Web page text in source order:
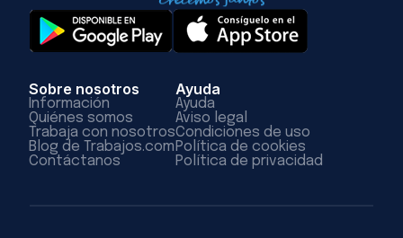
Sobre nosotros
Información
Quiénes somos
Trabaja con nosotros
Blog de Trabajos.com
Contáctanos
Ayuda
Ayuda
Aviso legal
Condiciones de uso
Política de cookies
Política de privacidad